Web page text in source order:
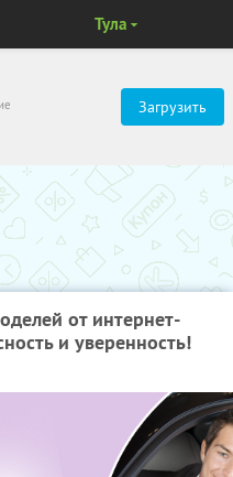
Загрузить
Тула
от интернет-
и уверенность!